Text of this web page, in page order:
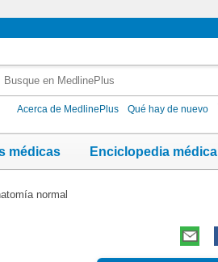
MedlinePlus
Acerca de MedlinePlus Qué hay de nuevo
médicas Enciclopedia médica
normal